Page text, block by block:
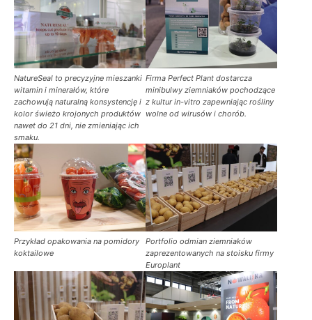
NatureSeal to precyzyjne mieszanki
witamin i minerałów, które
zachowują naturalną konsystencję i
kolor świeżo krojonych produktów
nawet do 21 dni, nie zmieniając ich
smaku.
Firma Perfect Plant dostarcza
minibulwy ziemniaków pochodzące
z kultur in-vitro zapewniając rośliny
wolne od wirusów i chorób.
Przykład opakowania na pomidory
koktailowe
Portfolio odmian ziemniaków
zaprezentowanych na stoisku firmy
Europlant